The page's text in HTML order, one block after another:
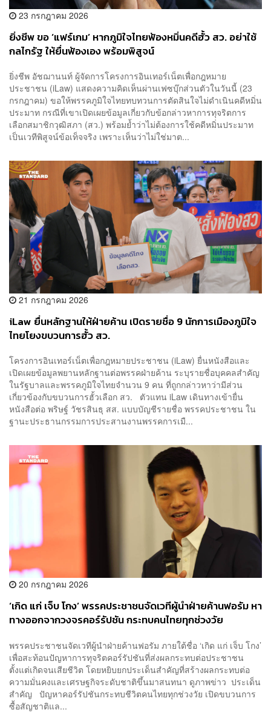
23 กรกฎาคม 2026
ยิ่งชีพ ขอ ‘แฟร์เกม’ หากภูมิใจไทยฟ้องหมิ่นคดีฮั้ว สว. อย่าใช้
กลไกรัฐ ให้ยื่นฟ้องเอง พร้อมพิสูจน์
ยิ่งชีพ อัชฌานนท์ ผู้จัดการโครงการอินเทอร์เน็ตเพื่อกฎหมาย
ประชาชน (iLaw) แสดงความคิดเห็นผ่านเฟซบุ๊กส่วนตัวในวันนี้ (23
กรกฎาคม) ขอให้พรรคภูมิใจไทยทบทวนการตัดสินใจไม่ดำเนินคดีหมิ่น
ประมาท กรณีที่เขาเปิดเผยข้อมูลเกี่ยวกับข้อกล่าวหาการทุจริตการ
เลือกสมาชิกวุฒิสภา (สว.) พร้อมย้ำว่าไม่ต้องการใช้คดีหมิ่นประมาท
เป็นเวทีพิสูจน์ข้อเท็จจริง เพราะเห็นว่าไม่ใช่มาต...
21 กรกฎาคม 2026
iLaw ยื่นหลักฐานให้ฝ่ายค้าน เปิดรายชื่อ 9 นักการเมืองภูมิใจ
ไทยโยงขบวนการฮั้ว สว.
​โครงการอินเทอร์เน็ตเพื่อกฎหมายประชาชน (iLaw) ยื่นหนังสือและ
เปิดเผยข้อมูลพยานหลักฐานต่อพรรคฝ่ายค้าน ระบุรายชื่อบุคคลสำคัญ
ในรัฐบาลและพรรคภูมิใจไทยจำนวน 9 คน ที่ถูกกล่าวหาว่ามีส่วน
เกี่ยวข้องกับขบวนการฮั้วเลือก สว. ตัวแทน iLaw เดินทางเข้ายื่น
หนังสือต่อ พริษฐ์ วัชรสินธุ สส. แบบบัญชีรายชื่อ พรรคประชาชน ใน
ฐานะประธานกรรมการประสานงานพรรคการเมื...
20 กรกฎาคม 2026
‘เกิด แก่ เจ็บ โกง’ พรรคประชาชนจัดเวทีผู้นำฝ่ายค้านฟอรัม หา
ทางออกจากวงจรคอร์รัปชัน กระทบคนไทยทุกช่วงวัย
พรรคประชาชนจัดเวทีผู้นำฝ่ายค้านฟอรัม ภายใต้ชื่อ ‘เกิด แก่ เจ็บ โกง’
เพื่อสะท้อนปัญหาการทุจริตคอร์รัปชันที่ส่งผลกระทบต่อประชาชน
ตั้งแต่เกิดจนเสียชีวิต โดยหยิบยกประเด็นสำคัญที่สร้างผลกระทบต่อ
ความมั่นคงและเศรษฐกิจระดับชาติขึ้นมาสนทนา ดูภาพข่าว ประเด็น
สำคัญ ปัญหาคอร์รัปชันกระทบชีวิตคนไทยทุกช่วงวัย เปิดขบวนการ
ซื้อสัญชาติแล...